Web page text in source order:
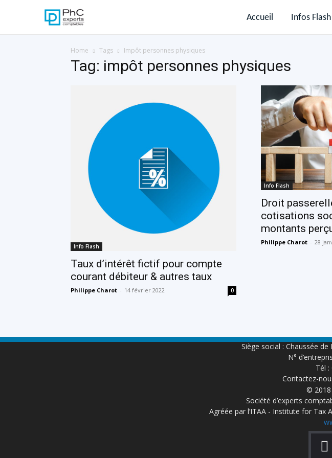
Accueil Infos Flash
Home Tags Impôt personnes physiques
Tag: impôt personnes physiques
Info Flash
Taux d’intérêt fictif pour compte
courant débiteur & autres taux
Philippe Charot - 14 février 2022 0
Info Flash
Droit
cotisations
montants
Philippe Charot - 28
Siège social : Chaussée
N°
Tél :
Contactez-
© 2018
Société d’experts
Agréée par l’ITAA - Institute for Tax